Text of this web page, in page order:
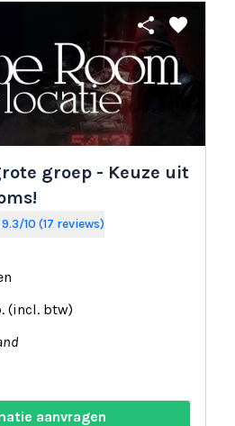
share favorite
groep - Keuze uit
9.3/10 (17 reviews)
(incl. btw)
aanvragen